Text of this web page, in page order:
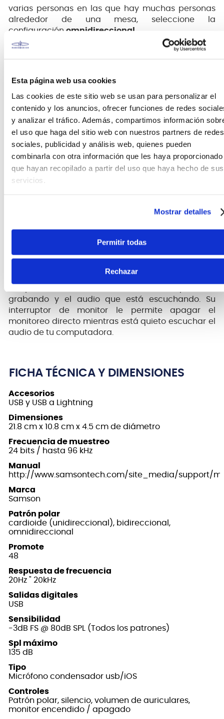
Esta página web usa cookies
Las cookies de este sitio web se usan para personalizar el
contenido y los anuncios, ofrecer funciones de redes
y analizar el tráfico. Además, compartimos información
el uso que haga del sitio web con nuestros partners de redes
sociales, publicidad y análisis web, quienes pueden
combinarla con otra información que les haya proporcionado
que hayan recopilado a partir del uso que haya hecho de sus
servicios.
Mostrar detalles
Permitir todas
Rechazar
varias personas en las que hay muchas personas
alrededor de una mesa, seleccione la
configuración omnidireccional.
El ajuste de
(bidireccional) es ideal para
grabando y el audio que está escuchando. Su
interruptor de monitor le permite apagar el
monitoreo directo mientras está quieto escuchar el
audio de tu computadora.
FICHA TÉCNICA Y DIMENSIONES
Accesorios
USB y USB a Lightning
Dimensiones
21.8 cm x 10.8 cm x 4.5 cm de diámetro
Frecuencia de muestreo
24 bits / hasta 96 kHz
Manual
http://www.samsontech.com/site_media/support/
Marca
Samson
Patrón polar
cardioide (unidireccional), bidireccional,
omnidireccional
Promote
48
Respuesta de frecuencia
20Hz " 20kHz
Salidas digitales
USB
Sensibilidad
-3dB FS @ 80dB SPL (Todos los patrones)
Spl máximo
135 dB
Tipo
Micrófono condensador usb/iOS
Controles
Patrón polar, silencio, volumen de auriculares,
monitor encendido / apagado